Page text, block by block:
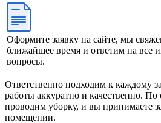
Оформите заявку на сайте, мы
ближайшее время и ответим на все
вопросы.
Ответственно подходим к каждому
работы аккуратно и качественно. По
проводим уборку, и вы принимаете
помещении.